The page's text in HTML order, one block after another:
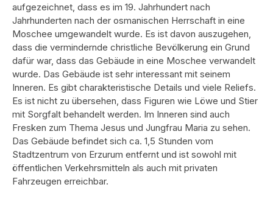
aufgezeichnet, dass es im 19. Jahrhundert nach
Jahrhunderten nach der osmanischen Herrschaft in eine
Moschee umgewandelt wurde. Es ist davon auszugehen,
dass die vermindernde christliche Bevölkerung ein Grund
dafür war, dass das Gebäude in eine Moschee verwandelt
wurde. Das Gebäude ist sehr interessant mit seinem
Inneren. Es gibt charakteristische Details und viele Reliefs.
Es ist nicht zu übersehen, dass Figuren wie Löwe und Stier
mit Sorgfalt behandelt werden. Im Inneren sind auch
Fresken zum Thema Jesus und Jungfrau Maria zu sehen.
Das Gebäude befindet sich ca. 1,5 Stunden vom
Stadtzentrum von Erzurum entfernt und ist sowohl mit
öffentlichen Verkehrsmitteln als auch mit privaten
Fahrzeugen erreichbar.